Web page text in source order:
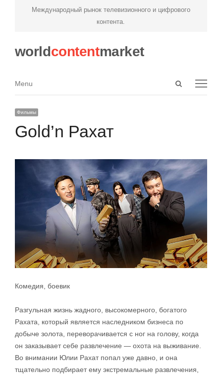
Международный рынок телевизионного и цифрового
контента.
worldcontentmarket
Open
Menu
Menu
Фильмы
Gold’n Рахат
Комедия, боевик
Разгульная жизнь жадного, высокомерного, богатого
Рахата, который является наследником бизнеса по
добыче золота, переворачивается с ног на голову, когда
он заказывает себе развлечение — охота на выживание.
Во внимании Юлии Рахат попал уже давно, и она
тщательно подбирает ему экстремальные развлечения,